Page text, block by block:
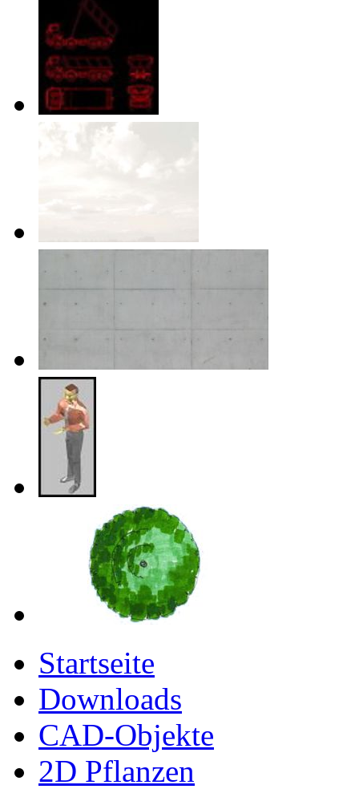
Startseite
Downloads
CAD-Objekte
2D Pflanzen